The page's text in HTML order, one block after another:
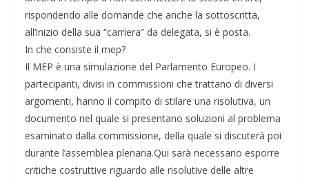
rispondendo alle domande che anche la sottoscritta,
all’inizio della sua “carriera” da delegata, si è posta.
In che consiste il mep?
Il MEP è una simulazione del Parlamento Europeo. I
partecipanti, divisi in commissioni che trattano di diversi
argomenti, hanno il compito di stilare una risolutiva, un
documento nel quale si presentano soluzioni al problema
esaminato dalla commissione, della quale si discuterà poi
durante l’assemblea plenaria.Qui sarà necessario esporre
critiche costruttive riguardo alle risolutive delle altre